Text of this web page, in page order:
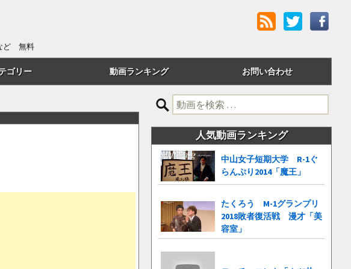
ど 無料
ゴリー
才
動画ランキング
24時間アクセス
お問い合わせ
検
索:
人気動画ランキング
中山女子短期大学 R-1ぐ
らんぷり2014「魔王」
たくろう M-1グランプリ
2018敗者復活戦 漫才「美
容室」